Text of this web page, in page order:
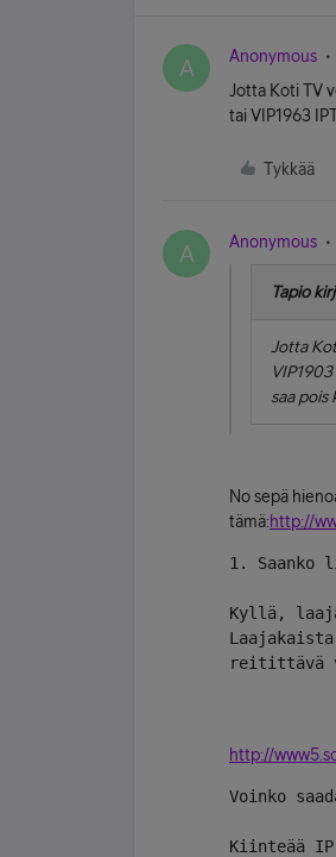
A Anonymous
Jotta Koti TV
tai VIP1963
Tykkää
A Anonymous
Tapio
Jotta
saa pois
No sepä
tämä:http://
1. Saanko
Kyllä,
reitittävä
http://
Voinko
Kiinteää